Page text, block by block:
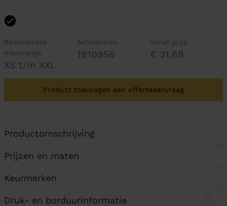
Beschikbare
maatrange
XS t/m XXL
Artikelcode
1910956
Vanaf prijs
€ 31,69
Product toevoegen aan offerteaanvraag
Productomschrijving
Prijzen en maten
Keurmerken
Druk- en borduurinformatie